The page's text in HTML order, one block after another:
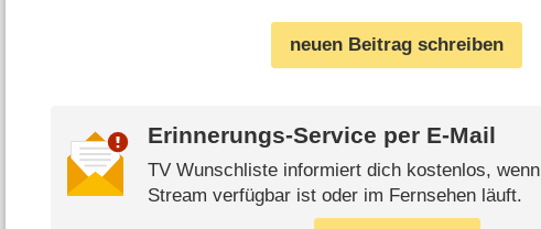
neuen Beitrag schreiben
Erinnerungs-Service per E-Mail
TV Wunschliste informiert dich kostenlos, wenn
Stream verfügbar ist oder im Fernsehen läuft.